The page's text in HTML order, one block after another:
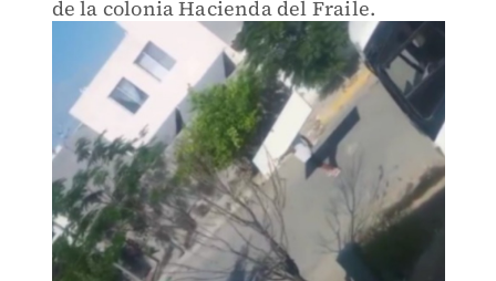
de la colonia Hacienda del Fraile.